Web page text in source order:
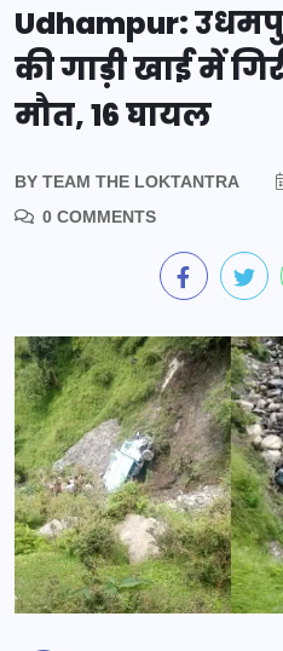
Udhampur:
की गाड़ी खाई में
मौत, 16 घायल
BY TEAM THE LOKTANTRA
0 COMMENTS